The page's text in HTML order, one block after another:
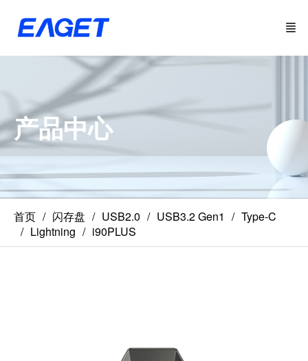
产品中心
首页 闪存盘 USB2.0 USB3.2 Gen1
Type-C
Lightning
i90PLUS